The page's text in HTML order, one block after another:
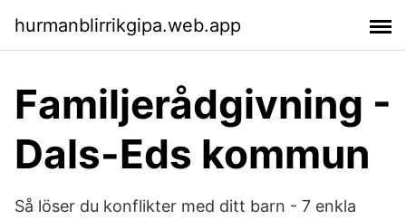
hurmanblirrikgipa.web.app
Familjerådgivning -
Dals-Eds kommun
Så löser du konflikter med ditt barn - 7 enkla